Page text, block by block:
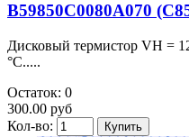
B59850C0080A070
Дисковый термистор VH =
°C.....
Остаток: 0
300.00 руб
Кол-во: